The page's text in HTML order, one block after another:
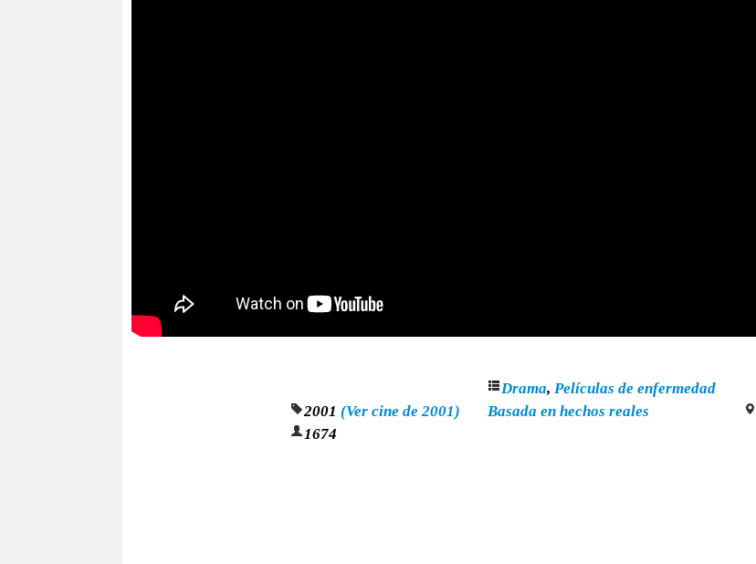
2001 (Ver cine de 2001)
Drama, Películas de enfermedad
Basada en hechos reales
1674